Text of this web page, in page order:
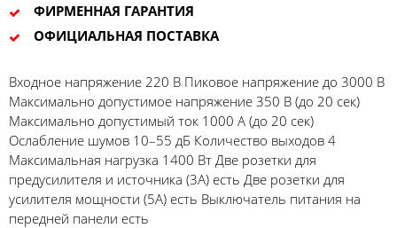
ФИРМЕННАЯ ГАРАНТИЯ
ОФИЦИАЛЬНАЯ ПОСТАВКА
Входное напряжение 220 В Пиковое напряжение до 3000 В
Максимально допустимое напряжение 350 В (до 20 сек)
Максимально допустимый ток 1000 А (до 20 сек)
Ослабление шумов 10–55 дБ Количество выходов 4
Максимальная нагрузка 1400 Вт Две розетки для
предусилителя и источника (3А) есть Две розетки для
усилителя мощности (5А) есть Выключатель питания на
передней панели есть